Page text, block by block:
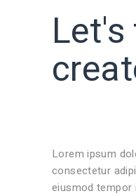
Lorem ipsum
consectetur
eiusmod tempor